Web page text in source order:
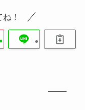
！